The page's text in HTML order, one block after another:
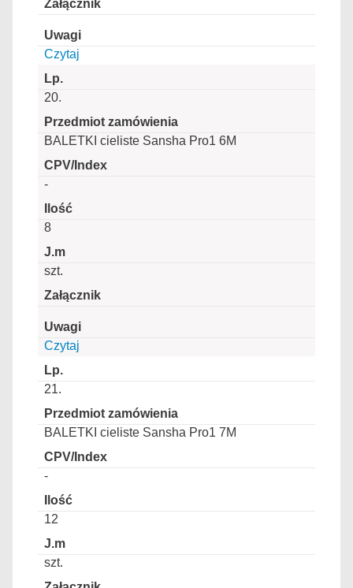
Czytaj
20.
BALETKI cieliste Sansha Pro1 6M
-
8
szt.
Czytaj
21.
BALETKI cieliste Sansha Pro1 7M
-
12
szt.